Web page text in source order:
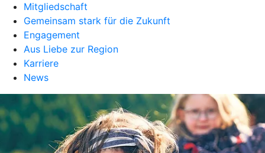
Mitgliedschaft
Gemeinsam stark für die Zukunft
Engagement
Aus Liebe zur Region
Karriere
News